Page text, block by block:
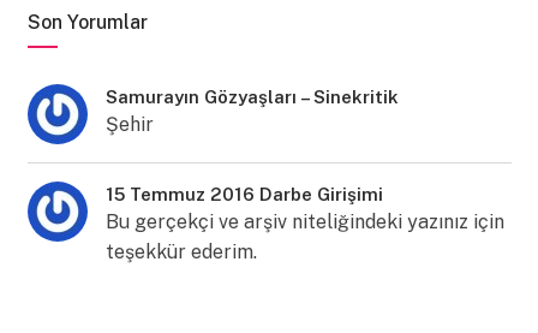
Son Yorumlar
Samurayın Gözyaşları – Sinekritik
Şehir
15 Temmuz 2016 Darbe Girişimi
Bu gerçekçi ve arşiv niteliğindeki yazınız için
teşekkür ederim.